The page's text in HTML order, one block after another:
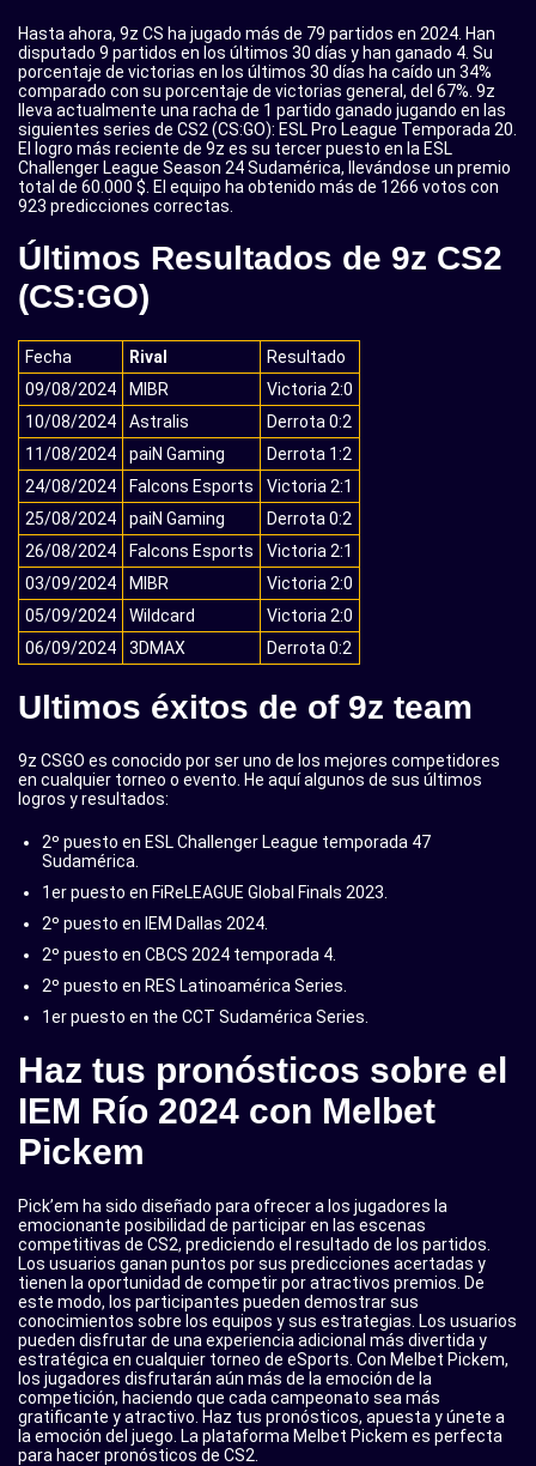
Hasta ahora, 9z CS ha jugado más de 79 partidos en 2024. Han
disputado 9 partidos en los últimos 30 días y han ganado 4. Su
porcentaje de victorias en los últimos 30 días ha caído un 34%
comparado con su porcentaje de victorias general, del 67%. 9z
lleva actualmente una racha de 1 partido ganado jugando en las
siguientes series de CS2 (CS:GO): ESL Pro League Temporada 20.
El logro más reciente de 9z es su tercer puesto en la ESL
Challenger League Season 24 Sudamérica, llevándose un premio
total de 60.000 $. El equipo ha obtenido más de 1266 votos con
923 predicciones correctas.
Últimos Resultados de 9z CS2
(CS:GO)
Fecha Rival
Resultado
09/08/2024
MIBR
Victoria 2:0
10/08/2024
Astralis
Derrota 0:2
11/08/2024
paiN Gaming
Derrota 1:2
24/08/2024
Falcons Esports
Victoria 2:1
25/08/2024
paiN Gaming
Derrota 0:2
26/08/2024
Falcons Esports
Victoria 2:1
03/09/2024
MIBR
Victoria 2:0
05/09/2024
Wildcard
Victoria 2:0
06/09/2024
3DMAX Derrota 0:2
Ultimos éxitos de of 9z team
9z CSGO es conocido por ser uno de los mejores competidores
en cualquier torneo o evento. He aquí algunos de sus últimos
logros y resultados:
2º puesto en ESL Challenger League temporada 47
Sudamérica.
1er puesto en FiReLEAGUE Global Finals 2023.
2º puesto en IEM Dallas 2024.
2º puesto en CBCS 2024 temporada 4.
2º puesto en RES Latinoamérica Series.
1er puesto en the CCT Sudamérica Series.
Haz tus pronósticos sobre el
IEM Río 2024 con Melbet
Pickem
Pick’em ha sido diseñado para ofrecer a los jugadores la
emocionante posibilidad de participar en las escenas
competitivas de CS2, prediciendo el resultado de los partidos.
Los usuarios ganan puntos por sus predicciones acertadas y
tienen la oportunidad de competir por atractivos premios. De
este modo, los participantes pueden demostrar sus
conocimientos sobre los equipos y sus estrategias. Los usuarios
pueden disfrutar de una experiencia adicional más divertida y
estratégica en cualquier torneo de eSports. Con Melbet Pickem,
los jugadores disfrutarán aún más de la emoción de la
competición, haciendo que cada campeonato sea más
gratificante y atractivo. Haz tus pronósticos, apuesta y únete a
la emoción del juego. La plataforma Melbet Pickem es perfecta
para hacer pronósticos de CS2.